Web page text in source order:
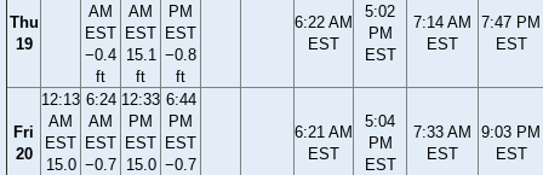
Thu
19
AM
EST
−0.4
ft
AM
EST
15.1
ft
PM
EST
−0.8
ft
6:22 AM
EST
5:02
PM
EST
7:14 AM
EST
7:47 PM
EST
Fri
20
12:13
AM
EST
15.0
6:24
AM
EST
−0.7
12:33
PM
EST
15.0
6:44
PM
EST
−0.7
6:21 AM
EST
5:04
PM
EST
7:33 AM
EST
9:03 PM
EST